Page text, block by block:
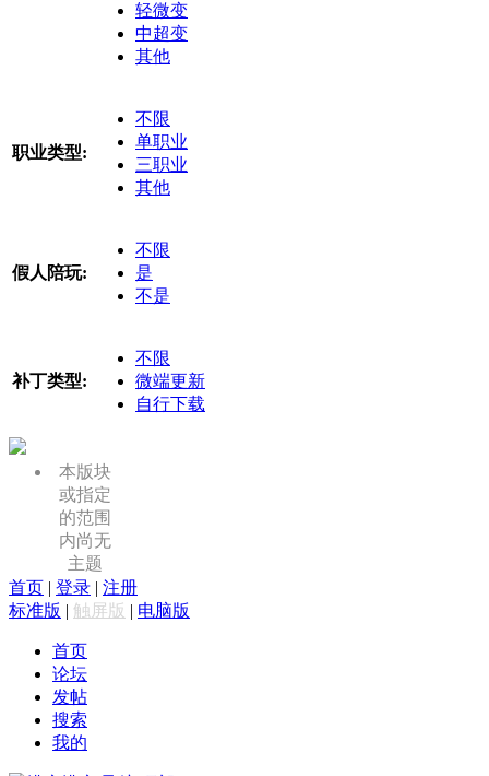
轻微变
中超变
其他
职业类型:
不限
单职业
三职业
其他
假人陪玩:
不限
是
不是
补丁类型:
不限
微端更新
自行下载
本版块
或指定
的范围
内尚无
主题
首页 | 登录 | 注册
标准版 | 触屏版 | 电脑版
首页
论坛
发帖
搜索
我的